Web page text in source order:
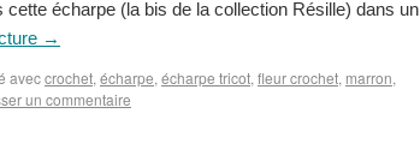
écharpe (la bis de la collection Résille) dans un
→
aveccrochet, écharpe, écharpe tricot, fleur crochet, marron,
un commentaire